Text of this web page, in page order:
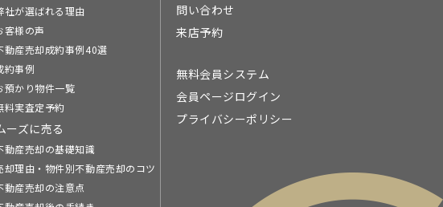
社が選ばれる理由
客様の声
動産売却成約事例40選
約事例
預かり物件一覧
料実査定予約
ーズに売る
動産売却の基礎知識
却理由・物件別不動産売却のコツ
動産売却の注意点
問い合わせ
来店予約
無料会員システム
会員ページログイン
プライバシーポリシー